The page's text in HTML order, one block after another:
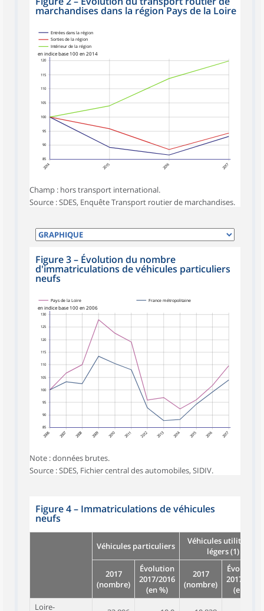
marchandises dans la région Pays de la Loire
85
90
95
100
105
110
115
120
en indice base 100 en 2014
2014 2015 2016 2017
Entrées dans la région
Sorties de la région
Intérieur de la région
Champ : hors transport international.
Source : SDES, Enquête Transport routier de marchandises.
Figure 3– Évolution du nombre
d'immatriculations de véhicules particuliers
neufs
85
90
95
100
105
110
115
120
125
130
en indice base 100 en 2006
2006 2007 2008 2009 2010 2011 2012 2013 2014 2015 2016 2017
Pays de la Loire France métropolitaine
Note : données brutes.
Source : SDES, Fichier central des automobiles, SIDIV.
Figure 4– Immatriculations de véhicules
neufs
Véhicules particuliers
Véhicules utilitaires
légers (1)
2017
(nombre)
Évolution
2017/2016
(en %)
2017
(nombre)
Évolution
2017/2016
(en %)
Loire-